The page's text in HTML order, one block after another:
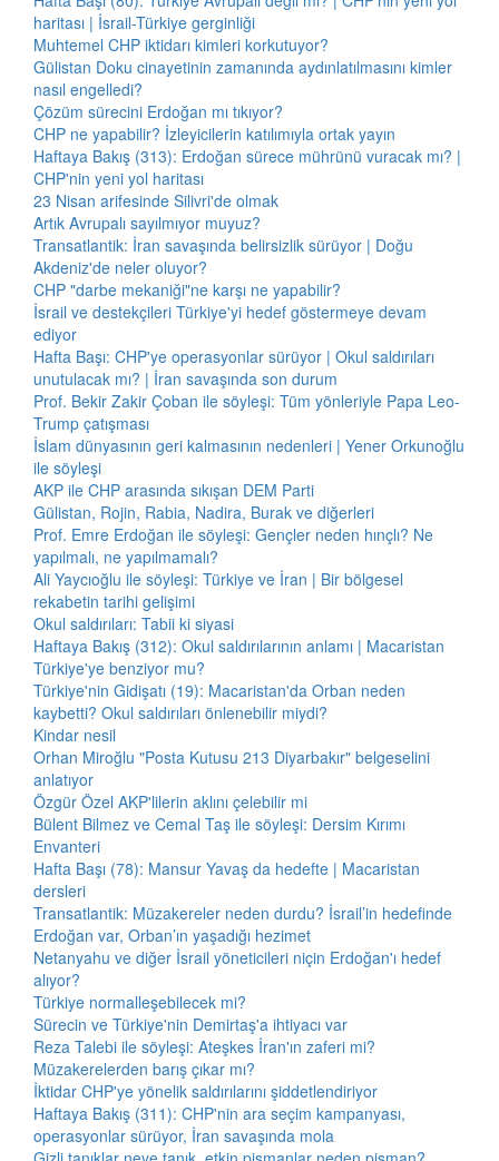
haritası | İsrail-Türkiye gerginliği
Muhtemel CHP iktidarı kimleri korkutuyor?
Gülistan Doku cinayetinin zamanında aydınlatılmasını kimler
nasıl engelledi?
Çözüm sürecini Erdoğan mı tıkıyor?
CHP ne yapabilir? İzleyicilerin katılımıyla ortak yayın
Haftaya Bakış (313): Erdoğan sürece mührünü vuracak mı? |
CHP'nin yeni yol haritası
23 Nisan arifesinde Silivri'de olmak
Artık Avrupalı sayılmıyor muyuz?
Transatlantik: İran savaşında belirsizlik sürüyor | Doğu
Akdeniz'de neler oluyor?
CHP "darbe mekaniği"ne karşı ne yapabilir?
İsrail ve destekçileri Türkiye'yi hedef göstermeye devam
ediyor
Hafta Başı: CHP'ye operasyonlar sürüyor | Okul saldırıları
unutulacak mı? | İran savaşında son durum
Prof. Bekir Zakir Çoban ile söyleşi: Tüm yönleriyle Papa Leo-
Trump çatışması
İslam dünyasının geri kalmasının nedenleri | Yener Orkunoğlu
ile söyleşi
AKP ile CHP arasında sıkışan DEM Parti
Gülistan, Rojin, Rabia, Nadira, Burak ve diğerleri
Prof. Emre Erdoğan ile söyleşi: Gençler neden hınçlı? Ne
yapılmalı, ne yapılmamalı?
Ali Yaycıoğlu ile söyleşi: Türkiye ve İran | Bir bölgesel
rekabetin tarihi gelişimi
Okul saldırıları: Tabii ki siyasi
Haftaya Bakış (312): Okul saldırılarının anlamı | Macaristan
Türkiye'ye benziyor mu?
Türkiye'nin Gidişatı (19): Macaristan'da Orban neden
kaybetti? Okul saldırıları önlenebilir miydi?
Kindar nesil
Orhan Miroğlu "Posta Kutusu 213 Diyarbakır" belgeselini
anlatıyor
Özgür Özel AKP'lilerin aklını çelebilir mi
Bülent Bilmez ve Cemal Taş ile söyleşi: Dersim Kırımı
Envanteri
Hafta Başı (78): Mansur Yavaş da hedefte | Macaristan
dersleri
Transatlantik: Müzakereler neden durdu? İsrail’in hedefinde
Erdoğan var, Orban’ın yaşadığı hezimet
Netanyahu ve diğer İsrail yöneticileri niçin Erdoğan'ı hedef
alıyor?
Türkiye normalleşebilecek mi?
Sürecin ve Türkiye'nin Demirtaş'a ihtiyacı var
Reza Talebi ile söyleşi: Ateşkes İran'ın zaferi mi?
Müzakerelerden barış çıkar mı?
İktidar CHP'ye yönelik saldırılarını şiddetlendiriyor
Haftaya Bakış (311): CHP'nin ara seçim kampanyası,
operasyonlar sürüyor, İran savaşında mola